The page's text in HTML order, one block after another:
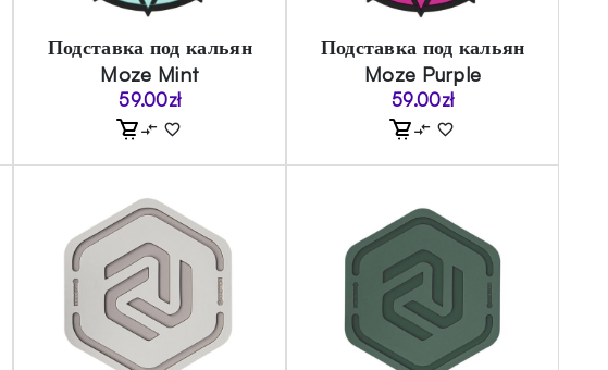
Подставка под кальян
Moze Mint
59.00zł
Подставка под кальян
Moze Purple
59.00zł